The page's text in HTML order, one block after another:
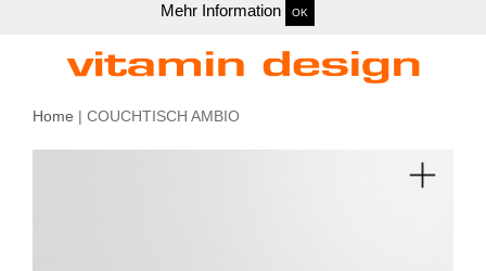
Mehr Information
OK
Home | COUCHTISCH AMBIO